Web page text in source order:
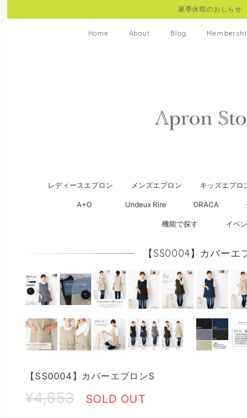
夏季休暇のおしらせ
Home About Blog
レディースエプロン メンズエプロン キッズエプロ
A+O Undeux Rire ORACA
機能で探す イベ
【SS0004】カバーエ
【SS0004】カバーエプロンS
¥4,653 SOLD OUT